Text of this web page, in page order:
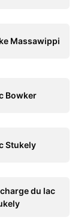
Massawippi
Bowker
Stukely
du lac